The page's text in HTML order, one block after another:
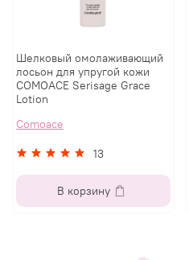
Шелковый омолаживающий
лосьон для упругой кожи
COMOACE Serisage Grace
Lotion
Comoace
13
В корзину